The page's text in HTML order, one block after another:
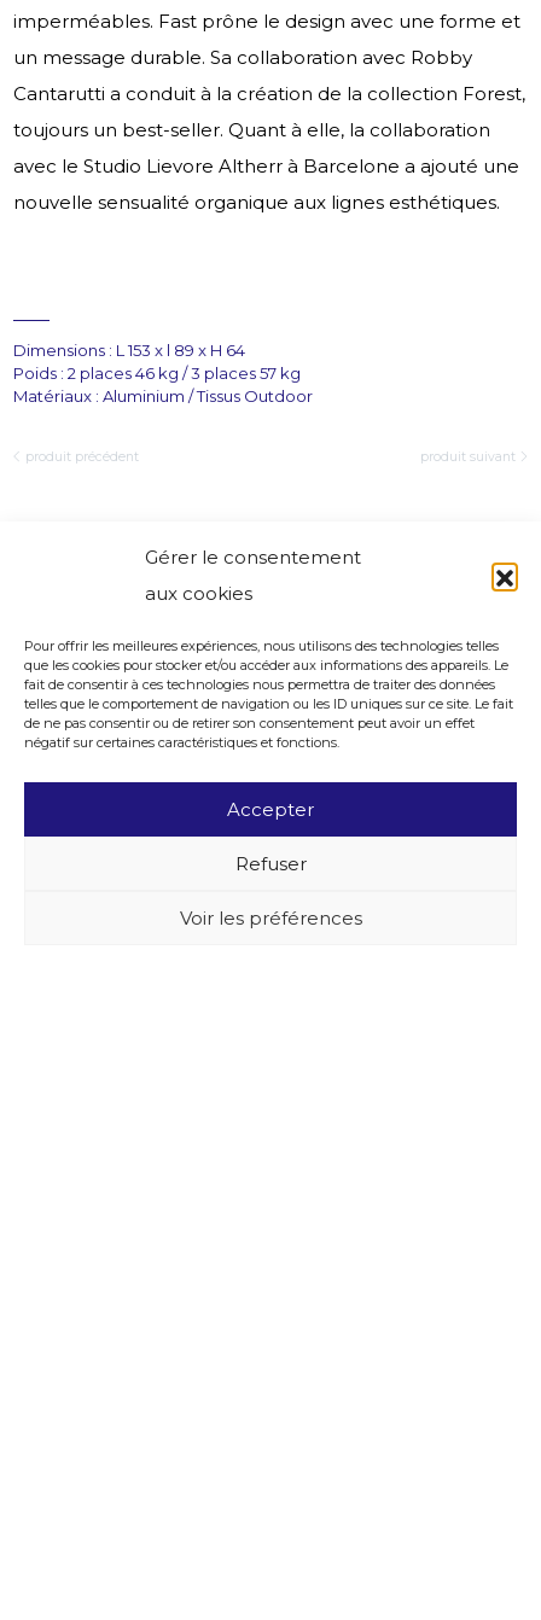
Gérer le consentement
aux cookies
Pour offrir les meilleures expériences, nous utilisons des technologies telles
que les cookies pour stocker et/ou accéder aux informations des appareils. Le
fait de consentir à ces technologies nous permettra de traiter des données
telles que le comportement de navigation ou les ID uniques sur ce site. Le fait
de ne pas consentir ou de retirer son consentement peut avoir un effet
négatif sur certaines caractéristiques et fonctions.
Accepter
Refuser
Voir les préférences
imperméables. Fast prône le design avec une forme et
un message durable. Sa collaboration avec Robby
Cantarutti a conduit à la création de la collection Forest,
toujours un best-seller. Quant à elle, la collaboration
avec le Studio Lievore Altherr à Barcelone a ajouté une
nouvelle sensualité organique aux lignes esthétiques.
Dimensions : L 153 x l 89 x H 64
Poids : 2 places 46 kg / 3 places 57 kg
Matériaux : Aluminium / Tissus Outdoor
produit précédent produit suivant